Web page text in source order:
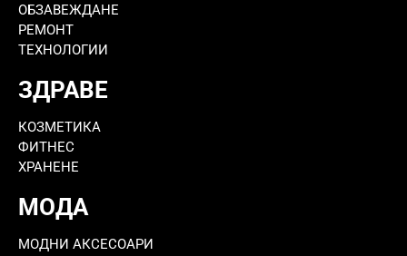
ОБЗАВЕЖДАНЕ
РЕМОНТ
ТЕХНОЛОГИИ
ЗДРАВЕ
КОЗМЕТИКА
ФИТНЕС
ХРАНЕНЕ
МОДА
МОДНИ АКСЕСОАРИ